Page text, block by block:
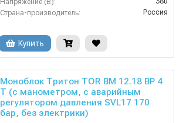
Напряжение (В):
Страна-производитель:
Россия
Купить
Моноблок Тритон TOR ВМ 12.18 ВР 4
Т (с манометром, с аварийным
регулятором давления SVL17 170
бар, без электрики)